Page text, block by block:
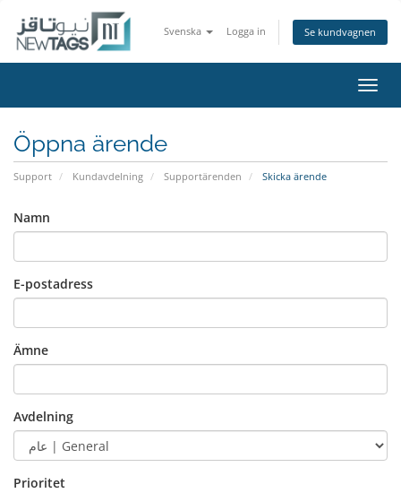
Svenska Logga in Se kundvagnen
Växla
Öppna ärende
Support Kundavdelning Supportärenden Skicka ärende
Namn
E-postadress
Ämne
Avdelning
Prioritet